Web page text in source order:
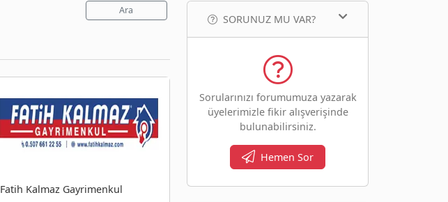
Ara
Fatih Kalmaz Gayrimenkul
SORUNUZ MU VAR?
Sorularınızı forumumuza yazarak
üyelerimizle fikir alışverişinde
bulunabilirsiniz.
Hemen Sor